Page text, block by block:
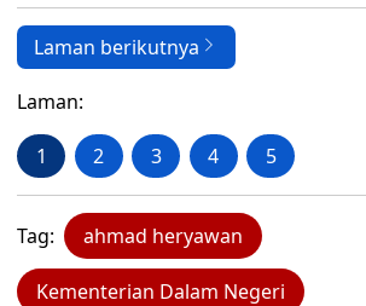
Laman berikutnya
Laman:
1 2 3 4 5
Tag: ahmad heryawan
Kementerian Dalam Negeri